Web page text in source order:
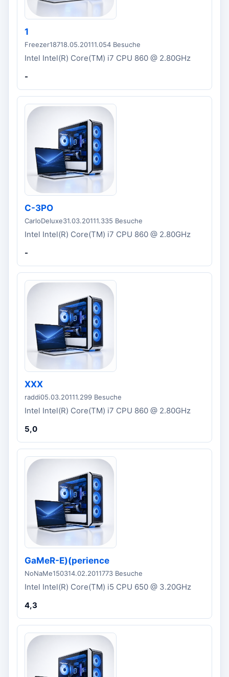
1
Freezer18718.05.20111.054 Besuche
Intel Intel(R) Core(TM) i7 CPU 860 @ 2.80GHz
-
C-3PO
CarloDeluxe31.03.20111.335 Besuche
Intel Intel(R) Core(TM) i7 CPU 860 @ 2.80GHz
-
XXX
raddi05.03.20111.299 Besuche
Intel Intel(R) Core(TM) i7 CPU 860 @ 2.80GHz
5,0
GaMeR-E)(perience
NoNaMe150314.02.2011773 Besuche
Intel Intel(R) Core(TM) i5 CPU 650 @ 3.20GHz
4,3